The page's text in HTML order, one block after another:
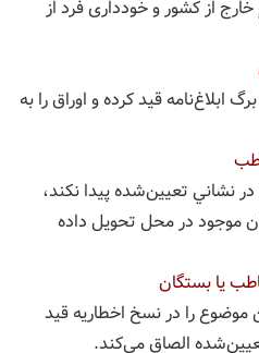
از كشور و خودداری فرد از
ابلاغ‌نامه قيد كرده و اوراق را به
در نشاني تعيين‌شده پيدا نكند،
موجود در محل تحويل داده
موضوع را در نسخ اخطاريه قيد
الصاق می‌کند.